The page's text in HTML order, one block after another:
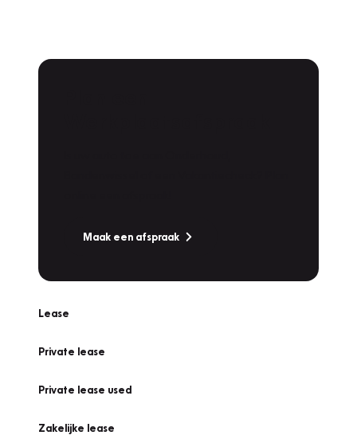
Maak een afspraak
Lease
Private lease
Private lease used
Zakelijke lease